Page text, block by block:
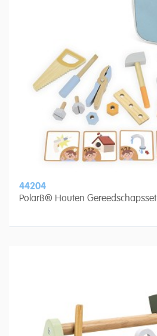
44204
PolarB® Houten Gereedschapsset